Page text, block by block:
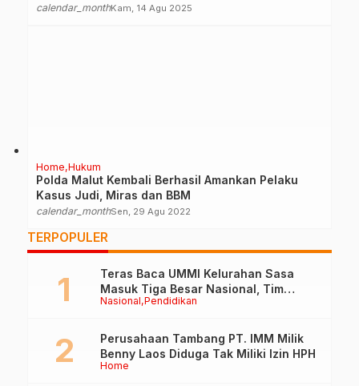
calendar_monthKam, 14 Agu 2025
Home Hukum
Polda Malut Kembali Berhasil Amankan Pelaku
Kasus Judi, Miras dan BBM
calendar_monthSen, 29 Agu 2022
TERPOPULER
Nasional Pendidikan
Teras Baca UMMI Kelurahan Sasa
Masuk Tiga Besar Nasional, Tim
Penilai Lakukan Visitasi di Ternate
Home
Perusahaan Tambang PT. IMM Milik
Benny Laos Diduga Tak Miliki Izin HPH